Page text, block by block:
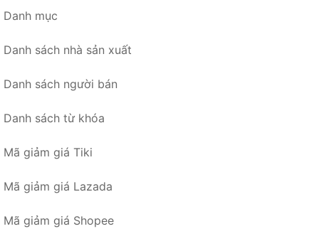
Danh mục
Danh sách nhà sản xuất
Danh sách người bán
Danh sách từ khóa
Mã giảm giá Tiki
Mã giảm giá Lazada
Mã giảm giá Shopee